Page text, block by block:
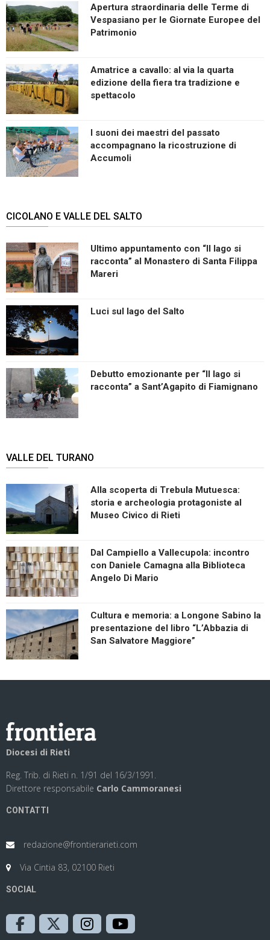
Apertura straordinaria delle Terme di
Vespasiano per le Giornate Europee del
Patrimonio
Amatrice a cavallo: al via la quarta
edizione della fiera tra tradizione e
spettacolo
I suoni dei maestri del passato
accompagnano la ricostruzione di
Accumoli
CICOLANO E VALLE DEL SALTO
Ultimo appuntamento con “Il lago si
racconta” al Monastero di Santa Filippa
Mareri
Luci sul lago del Salto
Debutto emozionante per “Il lago si
racconta” a Sant’Agapito di Fiamignano
VALLE DEL TURANO
Alla scoperta di Trebula Mutuesca:
storia e archeologia protagoniste al
Museo Civico di Rieti
Dal Campiello a Vallecupola: incontro
con Daniele Camagna alla Biblioteca
Angelo Di Mario
Cultura e memoria: a Longone Sabino la
presentazione del libro “L’Abbazia di
San Salvatore Maggiore”
Diocesi di Rieti
Reg. Trib. di Rieti n. 1/91 del 16/3/1991.
Direttore responsabile Carlo Cammoranesi
CONTATTI
redazione@frontierarieti.com
Via Cintia 83, 02100 Rieti
SOCIAL